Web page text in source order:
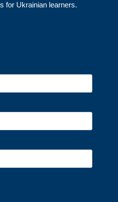
for Ukrainian learners.